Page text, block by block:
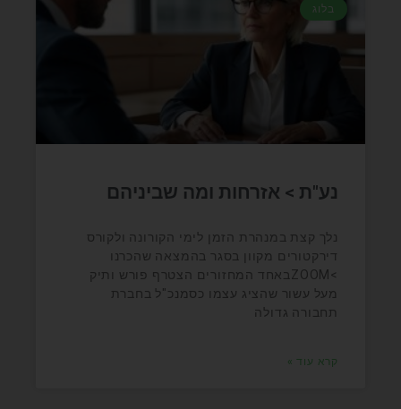
בלוג
נע"ת > אזרחות ומה שביניהם
נלך קצת במנהרת הזמן לימי הקורונה ולקורס
דירקטורים מקוון בסגר בהמצאה שהכרנו
>ZOOMבאחד המחזורים הצטרף פורש ותיק
מעל עשור שהציג עצמו כסמנכ"ל בחברת
תחבורה גדולה
קרא עוד »